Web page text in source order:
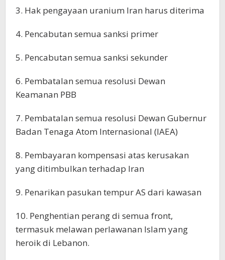
3. Hak pengayaan uranium Iran harus diterima
4. Pencabutan semua sanksi primer
5. Pencabutan semua sanksi sekunder
6. Pembatalan semua resolusi Dewan
Keamanan PBB
7. Pembatalan semua resolusi Dewan Gubernur
Badan Tenaga Atom Internasional (IAEA)
8. Pembayaran kompensasi atas kerusakan
yang ditimbulkan terhadap Iran
9. Penarikan pasukan tempur AS dari kawasan
10. Penghentian perang di semua front,
termasuk melawan perlawanan Islam yang
heroik di Lebanon.